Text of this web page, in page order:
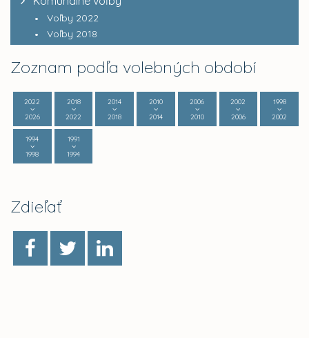
Voľby 2022
Voľby 2018
Zoznam podľa volebných období
2022
2026
2018
2022
2014
2018
2010
2014
2006
2010
2002
2006
1998
2002
1994
1998
1991
1994
Zdieľať